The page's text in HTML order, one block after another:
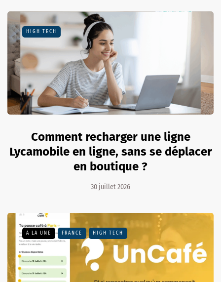
HIGH TECH
Comment recharger une ligne
Lycamobile en ligne, sans se déplacer
en boutique ?
30 juillet 2026
A LA UNE FRANCE HIGH TECH